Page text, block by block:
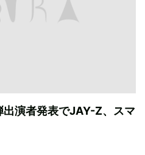
出演者発表でJAY-Z、スマ